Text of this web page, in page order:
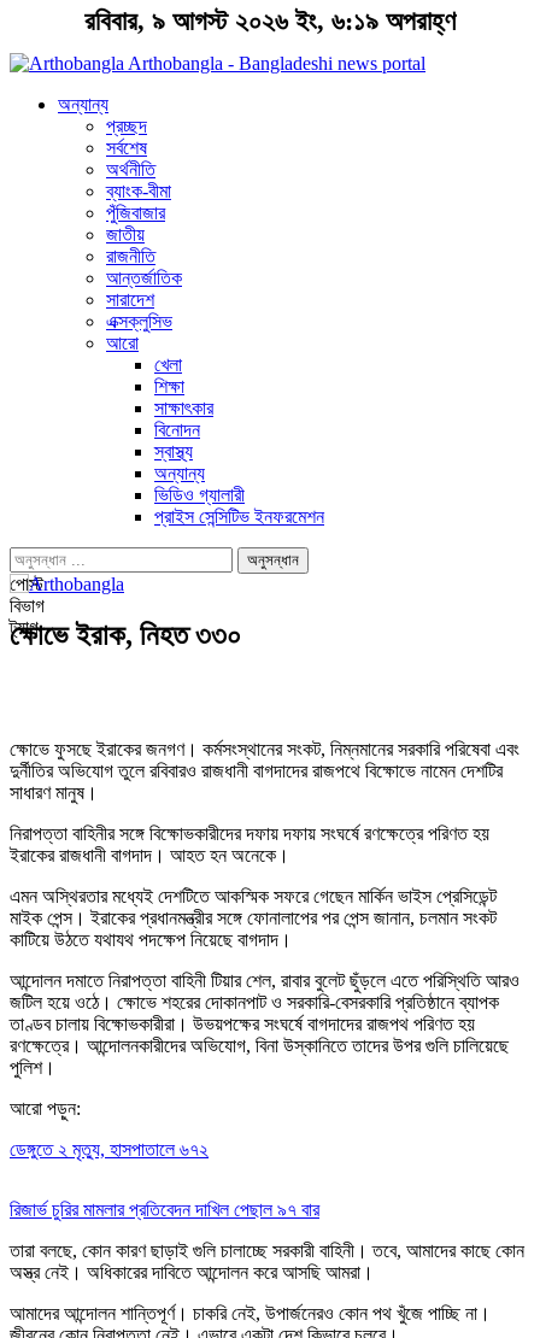
রবিবার, ৯ আগস্ট ২০২৬ ইং, ৬:১৯ অপরাহ্ণ
Arthobangla - Bangladeshi news portal
অন্যান্য
প্রচ্ছদ
সর্বশেষ
অর্থনীতি
ব্যাংক-বীমা
পুঁজিবাজার
জাতীয়
রাজনীতি
আন্তর্জাতিক
সারাদেশ
এক্সক্লুসিভ
আরো
খেলা
শিক্ষা
সাক্ষাৎকার
বিনোদন
স্বাস্থ্য
অন্যান্য
ভিডিও গ্যালারী
প্রাইস সেন্সিটিভ ইনফরমেশন
পোস্ট
বিভাগ
ট্যাগ
ক্ষোভে ইরাক, নিহত ৩৩০
ক্ষোভে ফুসছে ইরাকের জনগণ। কর্মসংস্থানের সংকট, নিম্নমানের সরকারি পরিষেবা এবং
দুর্নীতির অভিযোগ তুলে রবিবারও রাজধানী বাগদাদের রাজপথে বিক্ষোভে নামেন দেশটির
সাধারণ মানুষ।
নিরাপত্তা বাহিনীর সঙ্গে বিক্ষোভকারীদের দফায় দফায় সংঘর্ষে রণক্ষেত্রে পরিণত হয়
ইরাকের রাজধানী বাগদাদ। আহত হন অনেকে।
এমন অস্থিরতার মধ্যেই দেশটিতে আকস্মিক সফরে গেছেন মার্কিন ভাইস প্রেসিডেন্ট
মাইক পেন্স। ইরাকের প্রধানমন্ত্রীর সঙ্গে ফোনালাপের পর পেন্স জানান, চলমান সংকট
কাটিয়ে উঠতে যথাযথ পদক্ষেপ নিয়েছে বাগদাদ।
আন্দোলন দমাতে নিরাপত্তা বাহিনী টিয়ার শেল, রাবার বুলেট ছুঁড়লে এতে পরিস্থিতি আরও
জটিল হয়ে ওঠে। ক্ষোভে শহরের দোকানপাট ও সরকারি-বেসরকারি প্রতিষ্ঠানে ব্যাপক
তাণ্ডব চালায় বিক্ষোভকারীরা। উভয়পক্ষের সংঘর্ষে বাগদাদের রাজপথ পরিণত হয়
রণক্ষেত্রে। আন্দোলনকারীদের অভিযোগ, বিনা উস্কানিতে তাদের উপর গুলি চালিয়েছে
পুলিশ।
আরো পড়ুন:
ডেঙ্গুতে ২ মৃত্যু, হাসপাতালে ৬৭২
রিজার্ভ চুরির মামলার প্রতিবেদন দাখিল পেছাল ৯৭ বার
তারা বলছে, কোন কারণ ছাড়াই গুলি চালাচ্ছে সরকারী বাহিনী। তবে, আমাদের কাছে কোন
অস্ত্র নেই। অধিকারের দাবিতে আন্দোলন করে আসছি আমরা।
আমাদের আন্দোলন শান্তিপূর্ণ। চাকরি নেই, উপার্জনেরও কোন পথ খুঁজে পাচ্ছি না।